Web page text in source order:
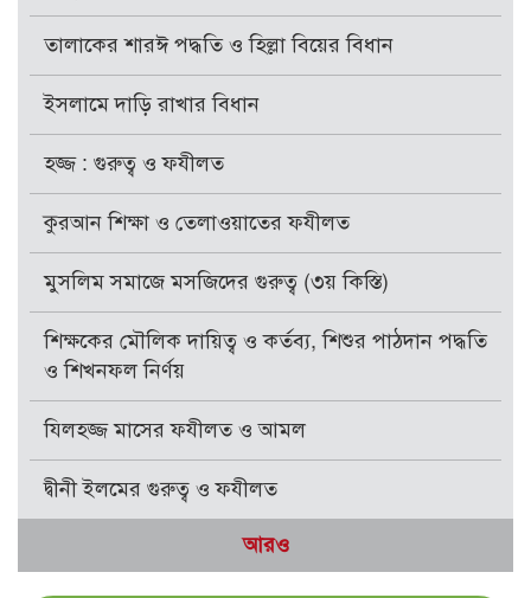
তালাকের শারঈ পদ্ধতি ও হিল্লা বিয়ের বিধান
ইসলামে দাড়ি রাখার বিধান
হজ্জ : গুরুত্ব ও ফযীলত
কুরআন শিক্ষা ও তেলাওয়াতের ফযীলত
মুসলিম সমাজে মসজিদের গুরুত্ব (৩য় কিস্তি)
শিক্ষকের মৌলিক দায়িত্ব ও কর্তব্য, শিশুর পাঠদান পদ্ধতি
ও শিখনফল নির্ণয়
যিলহজ্জ মাসের ফযীলত ও আমল
দ্বীনী ইলমের গুরুত্ব ও ফযীলত
আরও